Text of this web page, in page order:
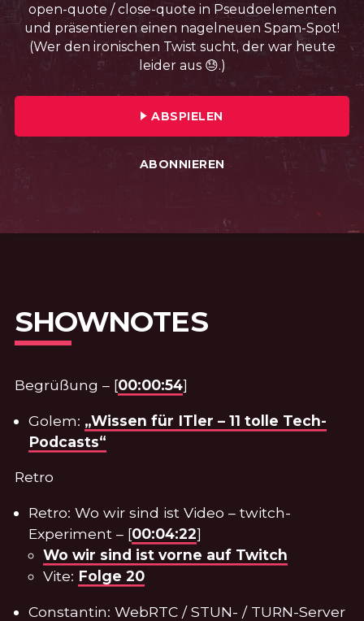
open-quote / close-quote in Pseudoelementen
und präsentieren einen nagelneuen Spam-Spot!
(Wer den ironischen Twist sucht, der war heute
leider aus 😓.)
FOLGE №22 · VERÖFFENTLICHT
ABSPIELEN
ABONNIEREN
SHOWNOTES
Begrüßung – [00:00:54]
Golem: „Wissen für ITler – 11 tolle Tech-
Podcasts“
Retro
Retro: Wo wir sind ist Video – twitch-
Experiment – [00:04:22]
Wo wir sind ist vorne auf Twitch
Vite: Folge 20
Constantin: WebRTC / STUN- / TURN-Server